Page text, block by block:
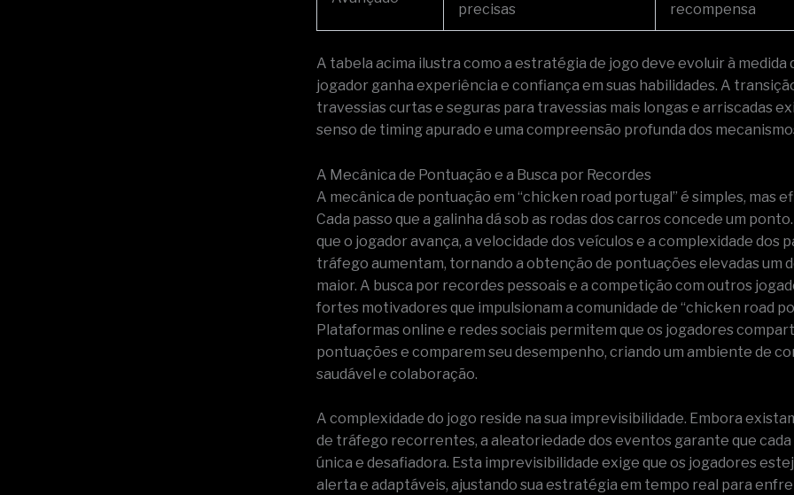
precisas
recompensa
A tabela acima ilustra como a estratégia de jogo deve evoluir à medida
jogador ganha experiência e confiança em suas habilidades. A
travessias curtas e seguras para travessias mais longas e arriscadas
senso de timing apurado e uma compreensão profunda dos
A Mecânica de Pontuação e a Busca por Recordes
A mecânica de pontuação em “chicken road portugal” é simples, mas
Cada passo que a galinha dá sob as rodas dos carros concede um
que o jogador avança, a velocidade dos veículos e a complexidade dos
tráfego aumentam, tornando a obtenção de pontuações elevadas um
maior. A busca por recordes pessoais e a competição com outros
fortes motivadores que impulsionam a comunidade de “chicken road
Plataformas online e redes sociais permitem que os jogadores
pontuações e comparem seu desempenho, criando um ambiente de
saudável e colaboração.
A complexidade do jogo reside na sua imprevisibilidade. Embora
de tráfego recorrentes, a aleatoriedade dos eventos garante que cada
única e desafiadora. Esta imprevisibilidade exige que os jogadores
alerta e adaptáveis, ajustando sua estratégia em tempo real para